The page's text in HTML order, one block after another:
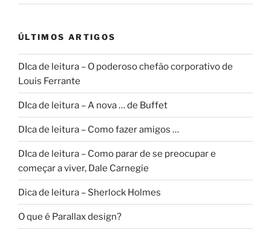
ÚLTIMOS ARTIGOS
DIca de leitura – O poderoso chefão corporativo de
Louis Ferrante
DIca de leitura – A nova … de Buffet
DIca de leitura – Como fazer amigos …
DIca de leitura – Como parar de se preocupar e
começar a viver, Dale Carnegie
Dica de leitura – Sherlock Holmes
O que é Parallax design?